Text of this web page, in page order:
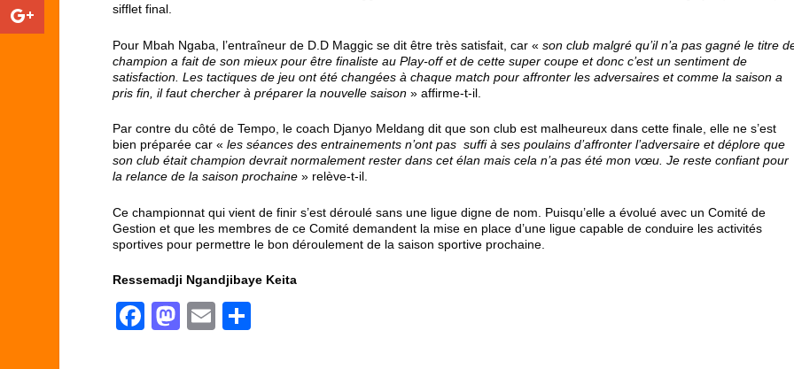
sifflet final.
Pour Mbah Ngaba, l’entraîneur de D.D Maggic se dit être très satisfait, car «son club malgré qu’il n’a pas gagné le titre
champion a fait de son mieux pour être finaliste au Play-off et de cette super coupe et donc c’est un sentiment de
satisfaction. Les tactiques de jeu ont été changées à chaque match pour affronter les adversaires et comme la saison a
pris fin, il faut chercher à préparer la nouvelle saison » affirme-t-il.
Par contre du côté de Tempo, le coach Djanyo Meldang dit que son club est malheureux dans cette finale, elle ne s’est
bien préparée car «les séances des entrainements n’ont pas suffi à ses poulains d’affronter l’adversaire et déplore que
son club était champion devrait normalement rester dans cet élan mais cela n’a pas été mon vœu. Je reste confiant pour
la relance de la saison prochaine » relève-t-il.
Ce championnat qui vient de finir s’est déroulé sans une ligue digne de nom. Puisqu’elle a évolué avec un Comité de
Gestion et que les membres de ce Comité demandent la mise en place d’une ligue capable de conduire les activités
sportives pour permettre le bon déroulement de la saison sportive prochaine.
Ressemadji Ngandjibaye Keita
F
M
E